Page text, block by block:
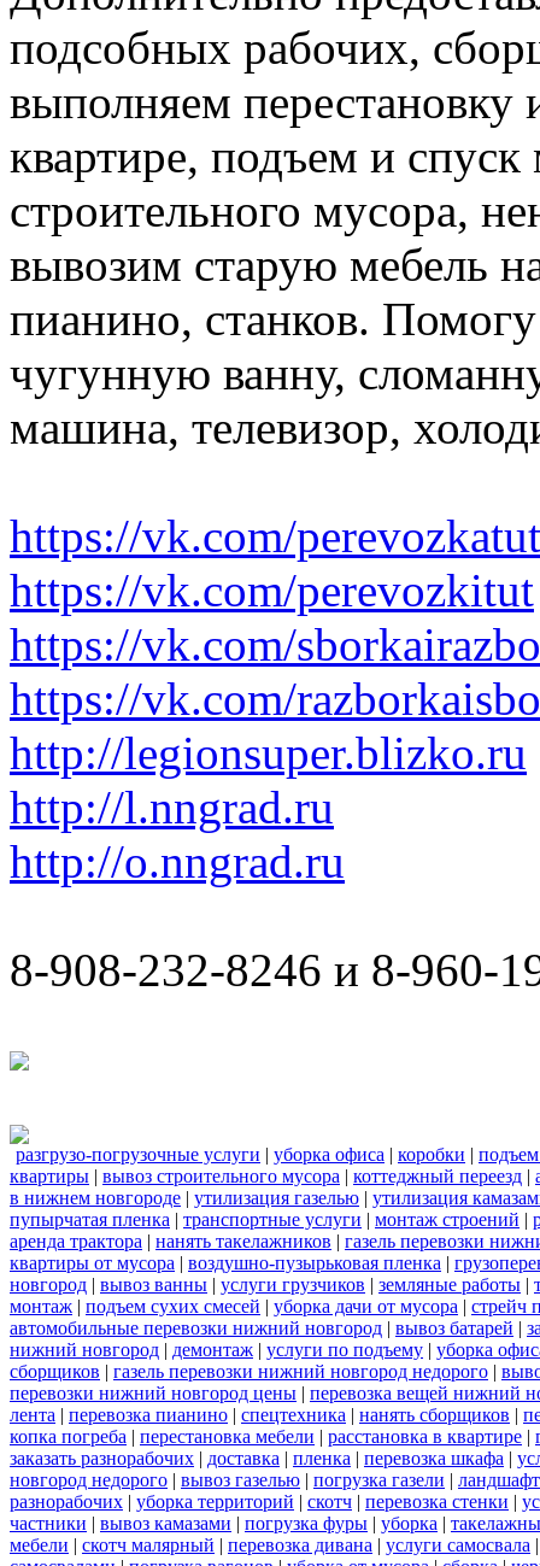
подсобных рабочих,
выполняем перестановку
квартире, подъем и спуск
строительного мусора,
вывозим старую мебель
пианино, станков.
чугунную ванну,
машина, телевизор,
https://vk.com/perevozkatut
https://vk.com/perevozkitut
https://vk.com/
https://vk.com/
http://legionsuper.blizko.ru
http://l.nngrad.ru
http://o.nngrad.ru
8-908-232-8246 и 8-960-
разгрузо-погрузочные услуги | уборка офиса | коробки |
квартиры | вывоз строительного мусора | коттеджный переезд |
в нижнем новгороде | утилизация газелью | утилизация
пупырчатая пленка | транспортные услуги | монтаж строений |
аренда трактора | нанять такелажников | газель перевозки
квартиры от мусора | воздушно-пузырьковая пленка |
новгород | вывоз ванны | услуги грузчиков | земляные работы |
монтаж | подъем сухих смесей | уборка дачи от мусора | стрейч
автомобильные перевозки нижний новгород | вывоз батарей |
нижний новгород | демонтаж | услуги по подъему | уборка
сборщиков | газель перевозки нижний новгород недорого |
перевозки нижний новгород цены | перевозка вещей нижний
лента | перевозка пианино | спецтехника | нанять сборщиков |
копка погреба | перестановка мебели | расстановка в квартире |
заказать разнорабочих | доставка | пленка | перевозка шкафа |
новгород недорого | вывоз газелью | погрузка газели |
разнорабочих | уборка территорий | скотч | перевозка стенки |
частники | вывоз камазами | погрузка фуры | уборка |
мебели | скотч малярный | перевозка дивана | услуги самосвала